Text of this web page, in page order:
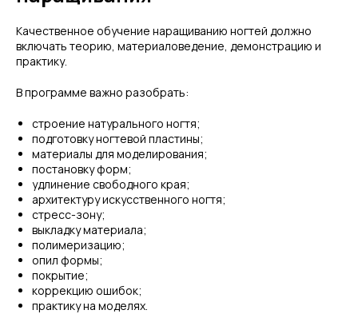
Качественное обучение наращиванию ногтей должно
включать теорию, материаловедение, демонстрацию и
практику.
В программе важно разобрать:
строение натурального ногтя;
подготовку ногтевой пластины;
материалы для моделирования;
постановку форм;
удлинение свободного края;
архитектуру искусственного ногтя;
стресс-зону;
выкладку материала;
полимеризацию;
опил формы;
покрытие;
коррекцию ошибок;
практику на моделях.